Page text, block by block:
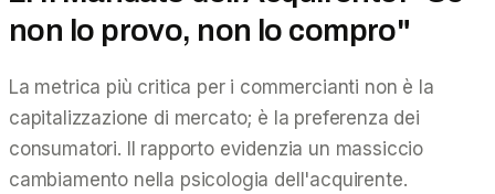
non lo provo, non lo compro"
La metrica più critica per i commercianti non è la
capitalizzazione di mercato; è la preferenza dei
consumatori. Il rapporto evidenzia un massiccio
cambiamento nella psicologia dell'acquirente.